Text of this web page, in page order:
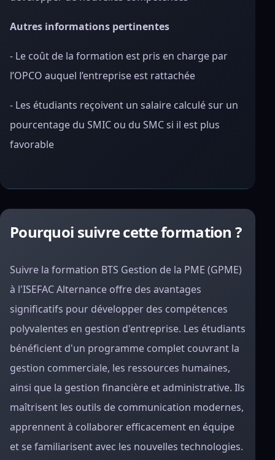
Autres informations pertinentes
- Le coût de la formation est pris en charge par
l’OPCO auquel l’entreprise est rattachée
- Les étudiants reçoivent un salaire calculé sur un
pourcentage du SMIC ou du SMC si il est plus
favorable
Pourquoi suivre cette formation ?
Suivre la formation BTS Gestion de la PME (GPME)
à l'ISEFAC Alternance offre des avantages
significatifs pour développer des compétences
polyvalentes en gestion d'entreprise. Les étudiants
bénéficient d'un programme complet couvrant la
gestion commerciale, les ressources humaines,
ainsi que la gestion financière et administrative. Ils
maîtrisent les outils de communication modernes,
apprennent à collaborer efficacement en équipe
et se familiarisent avec les nouvelles technologies.